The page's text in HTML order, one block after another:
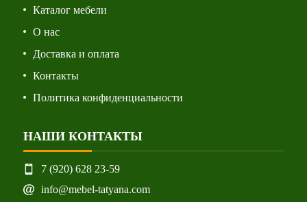
Каталог мебели
О нас
Доставка и оплата
Контакты
Политика конфиденциальности
НАШИ КОНТАКТЫ
7 (920) 628 23-59
info@mebel-tatyana.com